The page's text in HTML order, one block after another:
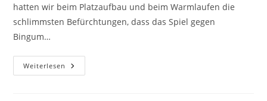
hatten wir beim Platzaufbau und beim Warmlaufen die
schlimmsten Befürchtungen, dass das Spiel gegen
Bingum…
Weiterlesen